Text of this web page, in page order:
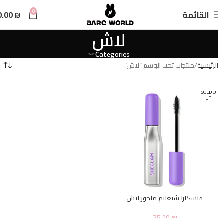
القائمة 0
₪
لاش
Categories
الرئيسية منتجات تحت الوسم “لاش”
SOLD O
UT
ماسكارا شيغلام ماجور لاش